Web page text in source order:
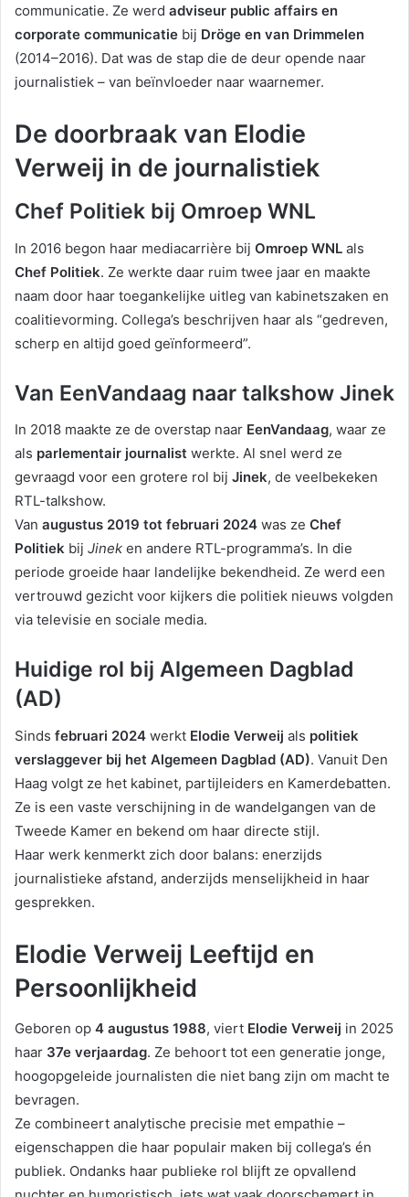
communicatie. Ze werd adviseur public affairs en
corporate communicatie bij Dröge en van Drimmelen
(2014–2016). Dat was de stap die de deur opende naar
journalistiek – van beïnvloeder naar waarnemer.
De doorbraak van Elodie
Verweij in de journalistiek
Chef Politiek bij Omroep WNL
In 2016 begon haar mediacarrière bij Omroep WNL als
Chef Politiek. Ze werkte daar ruim twee jaar en maakte
naam door haar toegankelijke uitleg van kabinetszaken en
coalitievorming. Collega’s beschrijven haar als “gedreven,
scherp en altijd goed geïnformeerd”.
Van EenVandaag naar talkshow Jinek
In 2018 maakte ze de overstap naar EenVandaag, waar ze
als parlementair journalist werkte. Al snel werd ze
gevraagd voor een grotere rol bij Jinek, de veelbekeken
RTL-talkshow.
Van augustus 2019 tot februari 2024 was ze Chef
Politiek bij Jinek en andere RTL-programma’s. In die
periode groeide haar landelijke bekendheid. Ze werd een
vertrouwd gezicht voor kijkers die politiek nieuws volgden
via televisie en sociale media.
Huidige rol bij Algemeen Dagblad
(AD)
Sinds februari 2024 werkt Elodie Verweij als politiek
verslaggever bij het Algemeen Dagblad (AD). Vanuit Den
Haag volgt ze het kabinet, partijleiders en Kamerdebatten.
Ze is een vaste verschijning in de wandelgangen van de
Tweede Kamer en bekend om haar directe stijl.
Haar werk kenmerkt zich door balans: enerzijds
journalistieke afstand, anderzijds menselijkheid in haar
gesprekken.
Elodie Verweij Leeftijd en
Persoonlijkheid
Geboren op 4 augustus 1988, viert Elodie Verweij in 2025
haar 37e verjaardag. Ze behoort tot een generatie jonge,
hoogopgeleide journalisten die niet bang zijn om macht te
bevragen.
Ze combineert analytische precisie met empathie –
eigenschappen die haar populair maken bij collega’s én
publiek. Ondanks haar publieke rol blijft ze opvallend